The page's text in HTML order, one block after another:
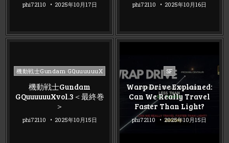
phi72110 2025年10月17日 phi72110 2025年10月16日
Posted
機動戦士Gundam GQuuuuuuX
機動戦士Gundam
GQuuuuuuXvol.3＜最終巻
＞
phi72110 2025年10月15日
Posted
in
SF
Warp Drive Explained:
Can We Really Travel
Faster Than Light?
phi72110 2025年10月15日